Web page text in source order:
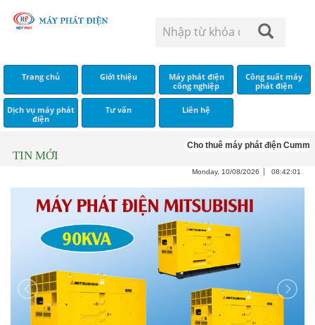
Trang chủ Giới thiệu
Máy phát điện
công nghiệp
Công suất máy
phát điện
Dịch vụ máy phát
điện
Tư vấn Liên hệ
TIN MỚI
Cho thuê máy phát điện Cummins
Monday, 10/08/2026 08:42:02